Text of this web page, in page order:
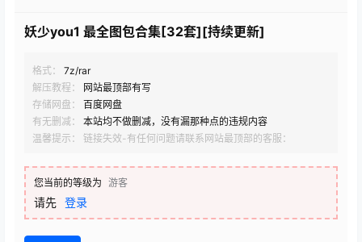
妖少you1 最全图包合集[32套][持续更新]
格式：
7z/rar
解压教程：
网站最顶部有写
存储网盘：
百度网盘
有无删减：
本站均不做删减，没有漏那种点的违规内容
温馨提示： 链接失效-有任何问题请联系网站最顶部的客服：
您当前的等级为 游客
请先 登录